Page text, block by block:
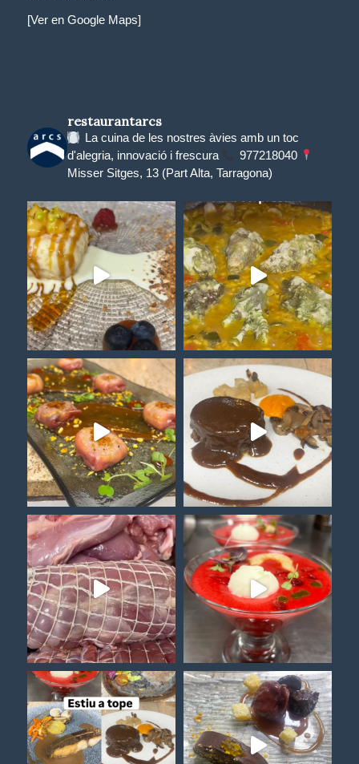
[Ver en Google Maps]
restaurantarcs
La cuina de les nostres àvies amb un toc
d'alegria, innovació i frescura
977218040
Misser Sitges, 13 (Part Alta, Tarragona)